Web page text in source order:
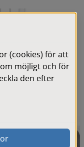
(cookies) för att
möjligt och för
den efter